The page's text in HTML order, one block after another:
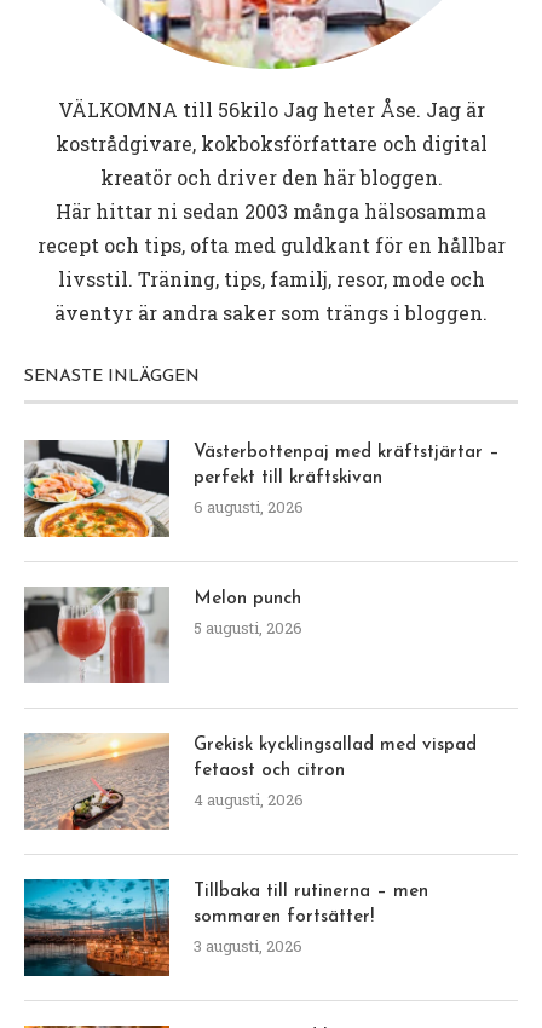
VÄLKOMNA till 56kiloJag heter Åse. Jag är
kostrådgivare, kokboksförfattare och digital
kreatör och driver den här bloggen.
Här hittar ni sedan 2003 många hälsosamma
recept och tips, ofta med guldkant för en hållbar
livsstil. Träning, tips, familj, resor, mode och
äventyr är andra saker som trängs i bloggen.
SENASTE INLÄGGEN
Västerbottenpaj med kräftstjärtar –
perfekt till kräftskivan
6 augusti, 2026
Melon punch
5 augusti, 2026
Grekisk kycklingsallad med vispad
fetaost och citron
4 augusti, 2026
Tillbaka till rutinerna – men
sommaren fortsätter!
3 augusti, 2026